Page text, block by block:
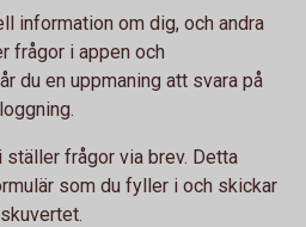
information om dig, och andra
frågor i appen och
du en uppmaning att svara på
ställer frågor via brev. Detta
som du fyller i och skickar